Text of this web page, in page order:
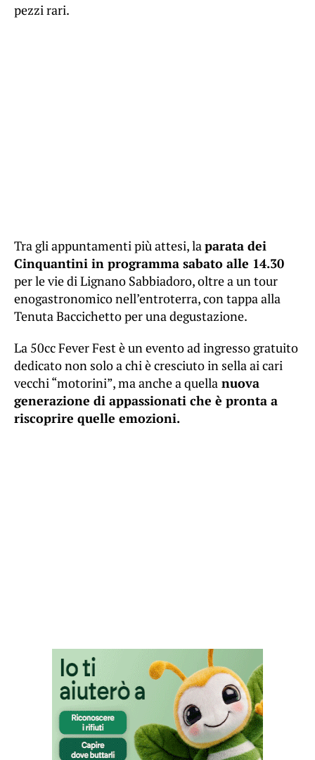
pezzi rari.
Tra gli appuntamenti più attesi, la parata dei
Cinquantini in programma sabato alle 14.30
per le vie di Lignano Sabbiadoro, oltre a un tour
enogastronomico nell’entroterra, con tappa alla
Tenuta Baccichetto per una degustazione.
La 50cc Fever Fest è un evento ad ingresso gratuito
dedicato non solo a chi è cresciuto in sella ai cari
vecchi “motorini”, ma anche a quella nuova
generazione di appassionati che è pronta a
riscoprire quelle emozioni.